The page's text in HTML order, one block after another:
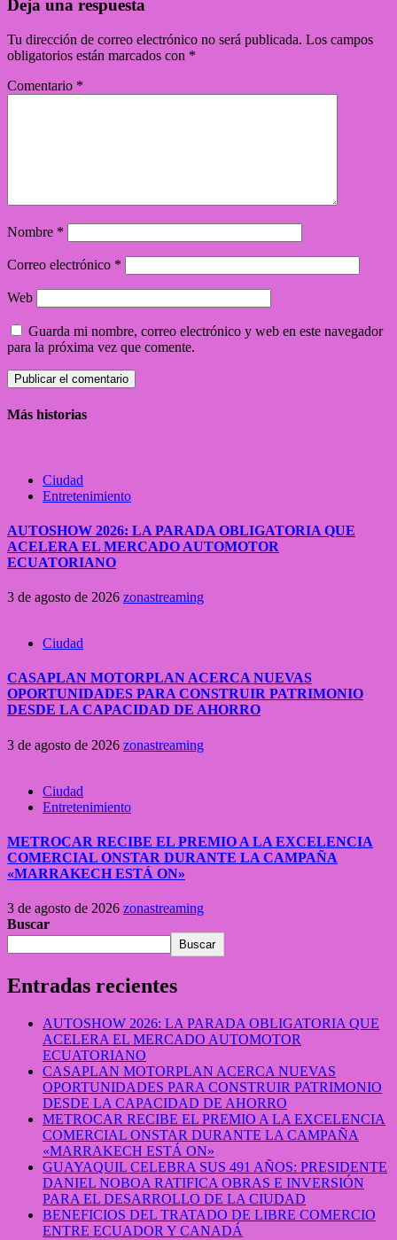
Deja una respuesta
Tu dirección de correo electrónico no será publicada. Los campos
obligatorios están marcados con *
Comentario *
Nombre *
Correo electrónico *
Web
Guarda mi nombre, correo electrónico y web en este navegador
para la próxima vez que comente.
Más historias
Ciudad
Entretenimiento
AUTOSHOW 2026: LA PARADA OBLIGATORIA QUE
ACELERA EL MERCADO AUTOMOTOR
ECUATORIANO
3 de agosto de 2026 zonastreaming
Ciudad
CASAPLAN MOTORPLAN ACERCA NUEVAS
OPORTUNIDADES PARA CONSTRUIR PATRIMONIO
DESDE LA CAPACIDAD DE AHORRO
3 de agosto de 2026 zonastreaming
Ciudad
Entretenimiento
METROCAR RECIBE EL PREMIO A LA EXCELENCIA
COMERCIAL ONSTAR DURANTE LA CAMPAÑA
«MARRAKECH ESTÁ ON»
3 de agosto de 2026 zonastreaming
Buscar
Buscar
Entradas recientes
AUTOSHOW 2026: LA PARADA OBLIGATORIA QUE
ACELERA EL MERCADO AUTOMOTOR
ECUATORIANO
CASAPLAN MOTORPLAN ACERCA NUEVAS
OPORTUNIDADES PARA CONSTRUIR PATRIMONIO
DESDE LA CAPACIDAD DE AHORRO
METROCAR RECIBE EL PREMIO A LA EXCELENCIA
COMERCIAL ONSTAR DURANTE LA CAMPAÑA
«MARRAKECH ESTÁ ON»
GUAYAQUIL CELEBRA SUS 491 AÑOS: PRESIDENTE
DANIEL NOBOA RATIFICA OBRAS E INVERSIÓN
PARA EL DESARROLLO DE LA CIUDAD
BENEFICIOS DEL TRATADO DE LIBRE COMERCIO
ENTRE ECUADOR Y CANADÁ